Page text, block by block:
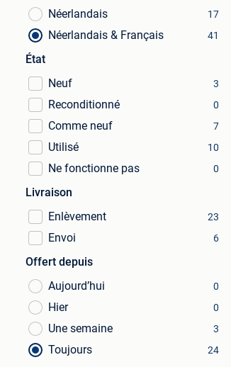
Néerlandais 17
Néerlandais & Français 41
État
Neuf
3
Reconditionné 0
Comme neuf 7
Utilisé 10
Ne fonctionne pas 0
Livraison
Enlèvement
23
Envoi 6
Offert depuis
Aujourd’hui
0
Hier 0
Une semaine 3
Toujours 24